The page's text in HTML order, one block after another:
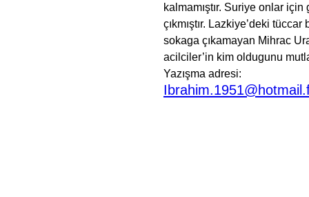
kalmamıştır. Suriye onlar
çıkmıştır. Lazkiye’deki
sokaga çıkamayan Mihrac
acilciler’in kim oldugunu
Yazışma adresi: